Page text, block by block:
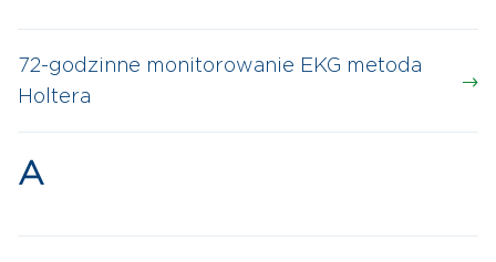
72-godzinne monitorowanie EKG metoda
Holtera
A